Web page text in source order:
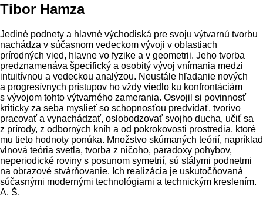
Tibor Hamza
Jediné podnety a hlavné východiská pre svoju výtvarnú tvorbu
nachádza v súčasnom vedeckom vývoji v oblastiach
prírodných vied, hlavne vo fyzike a v geometrii. Jeho tvorba
predznamenáva špecifický a osobitý vývoj vnímania medzi
intuitívnou a vedeckou analýzou. Neustále hľadanie nových
a progresívnych prístupov ho vždy viedlo ku konfrontáciám
s vývojom tohto výtvarného zamerania. Osvojil si povinnosť
kriticky za seba myslieť so schopnosťou predvídať, tvorivo
pracovať a vynachádzať, oslobodzovať svojho ducha, učiť sa
z prírody, z odborných kníh a od pokrokovosti prostredia, ktoré
mu tieto hodnoty ponúka. Množstvo skúmaných teórií, napríklad
vlnová teória svetla, tvorba z ničoho, paradoxy pohybov,
neperiodické roviny s posunom symetrií, sú stálymi podnetmi
na obrazové stvárňovanie. Ich realizácia je uskutočňovaná
súčasnými modernými technológiami a technickým kreslením.
A. Š.